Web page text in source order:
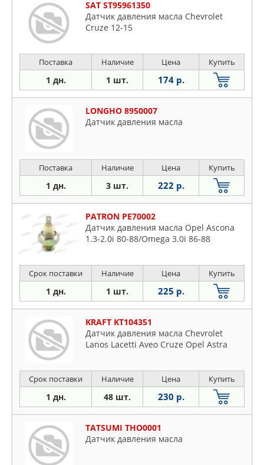
SAT ST95961350
Датчик давления масла Chevrolet
Cruze 12-15
Поставка Наличие Цена Купить
1 дн. 1 шт. 174 р.
LONGHO 8950007
Датчик давления масла
Поставка Наличие Цена Купить
1 дн. 3 шт. 222 р.
PATRON PE70002
Датчик давления масла Opel Ascona
1.3-2.0i 80-88/Omega 3.0i 86-88
Срок поставки Наличие Цена Купить
1 дн. 1 шт. 225 р.
KRAFT KT104351
Датчик давления масла Chevrolet
Lanos Lacetti Aveo Cruze Opel Astra
Срок поставки Наличие Цена Купить
1 дн. 48 шт. 230 р.
TATSUMI THO0001
Датчик давления масла